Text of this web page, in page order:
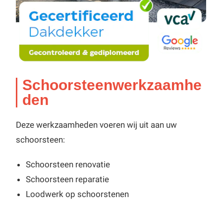
Schoorsteenwerkzaamhe
den
Deze werkzaamheden voeren wij uit aan uw
schoorsteen:
Schoorsteen renovatie
Schoorsteen reparatie
Loodwerk op schoorstenen